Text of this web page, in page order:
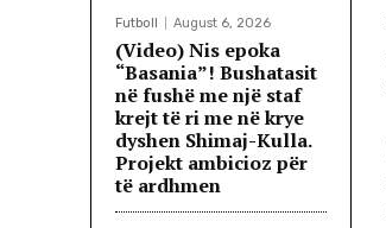
Futboll August 6, 2026
(Video) Nis epoka
“Basania”! Bushatasit
në fushë me një staf
krejt të ri me në krye
dyshen Shimaj-Kulla.
Projekt ambicioz për
të ardhmen